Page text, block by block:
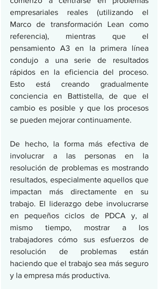
empresariales reales (utilizando el
Marco de transformación Lean como
referencia), mientras que el
pensamiento A3 en la primera línea
condujo a una serie de resultados
rápidos en la eficiencia del proceso.
Esto está creando gradualmente
conciencia en Battistella, de que el
cambio es posible y que los procesos
se pueden mejorar continuamente.
De hecho, la forma más efectiva de
involucrar a las personas en la
resolución de problemas es mostrando
resultados, especialmente aquellos que
impactan más directamente en su
trabajo. El liderazgo debe involucrarse
en pequeños ciclos de PDCA y, al
mismo tiempo, mostrar a los
trabajadores cómo sus esfuerzos de
resolución de problemas están
haciendo que el trabajo sea más seguro
y la empresa más productiva.